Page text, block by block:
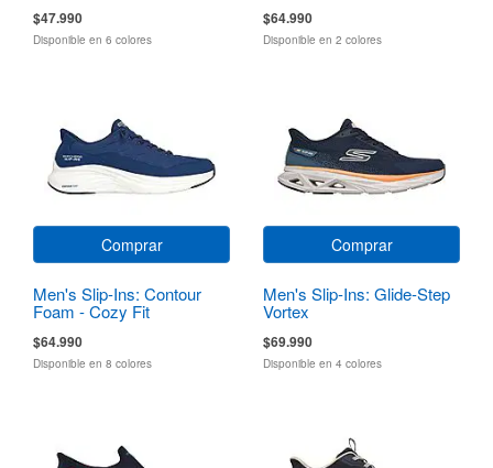
$47.990
Disponible en 6 colores
$64.990
Disponible en 2 colores
Comprar
Men's Slip-Ins: Contour
Foam - Cozy Fit
$64.990
Disponible en 8 colores
Comprar
Men's Slip-Ins: Glide-Step
Vortex
$69.990
Disponible en 4 colores